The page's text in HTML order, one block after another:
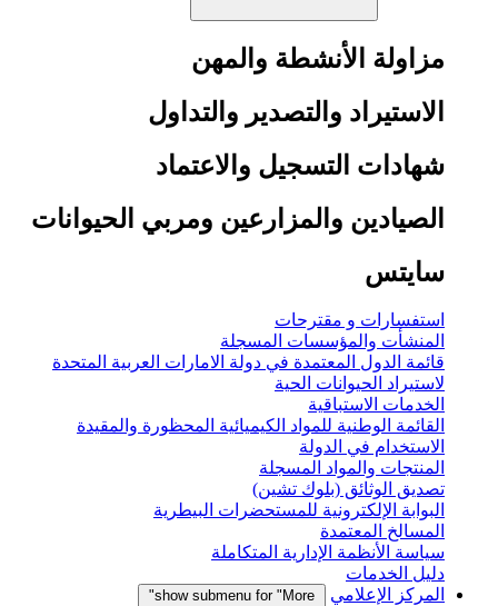
مزاولة الأنشطة والمهن
الاستيراد والتصدير والتداول
شهادات التسجيل والاعتماد
الصيادين والمزارعين ومربي الحيوانات
سايتس
استفسارات و مقترحات
المنشأت والمؤسسات المسجلة
قائمة الدول المعتمدة في دولة الامارات العربية المتحدة
لاستيراد الحيوانات الحية
الخدمات الاستباقية
القائمة الوطنية للمواد الكيميائية المحظورة والمقيدة
الاستخدام في الدولة
المنتجات والمواد المسجلة
تصديق الوثائق (بلوك تشين)
البوابة الإلكترونية للمستحضرات البيطرية
المسالخ المعتمدة
سياسة الأنظمة الإدارية المتكاملة
دليل الخدمات
المركز الإعلامي
show submenu for "More"